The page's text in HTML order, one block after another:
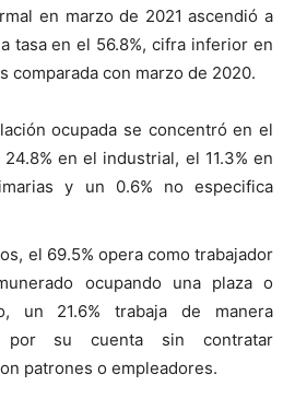
en marzo de 2021 ascendió a
tasa en el 56.8%, cifra inferior en
comparada con marzo de 2020.
ocupada se concentró en el
en el industrial, el 11.3% en
y un 0.6% no especifica
el 69.5% opera como trabajador
ocupando una plaza o
un 21.6% trabaja de manera
por su cuenta sin contratar
patrones o empleadores.